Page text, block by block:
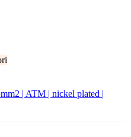
| ATM | nickel plated |